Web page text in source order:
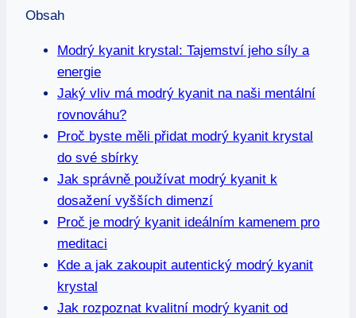
Obsah
Modrý kyanit krystal: Tajemství jeho síly a
energie
Jaký vliv má modrý kyanit na naši mentální
rovnováhu?
Proč byste měli přidat modrý kyanit krystal
do své sbírky
Jak správně používat modrý kyanit k
dosažení vyšších dimenzí
Proč je modrý kyanit ideálním kamenem pro
meditaci
Kde a jak zakoupit autentický modrý kyanit
krystal
Jak rozpoznat kvalitní modrý kyanit od